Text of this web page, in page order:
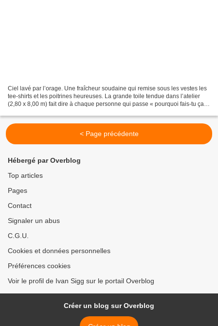
Ciel lavé par l’orage. Une fraîcheur soudaine qui remise sous les vestes les
tee-shirts et les poitrines heureuses. La grande toile tendue dans l’atelier
(2,80 x 8,00 m) fait dire à chaque personne qui passe « pourquoi fais-tu ça ?
< Page précédente
Hébergé par Overblog
Top articles
Pages
Contact
Signaler un abus
C.G.U.
Cookies et données personnelles
Préférences cookies
Voir le profil de Ivan Sigg sur le portail Overblog
Créer un blog sur Overblog